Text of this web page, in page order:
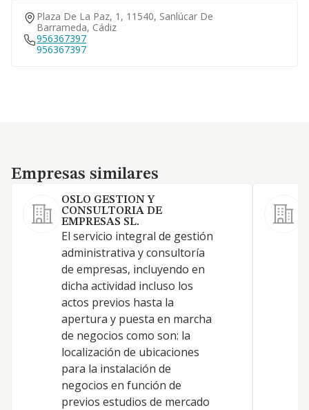
Plaza De La Paz, 1, 11540, Sanlúcar De
Barrameda, Cádiz
956367397
956367397
Empresas similares
Empresas similares
OSLO GESTION Y
CONSULTORIA DE
EMPRESAS SL.
El servicio integral de gestión
administrativa y consultoría
de empresas, incluyendo en
dicha actividad incluso los
actos previos hasta la
apertura y puesta en marcha
de negocios como son: la
localización de ubicaciones
para la instalación de
negocios en función de
previos estudios de mercado